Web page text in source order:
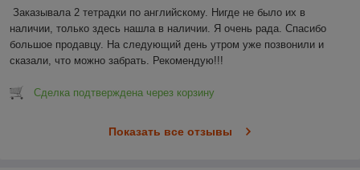
Заказывала 2 тетрадки по английскому. Нигде не было их в
наличии, только здесь нашла в наличии. Я очень рада. Спасибо
большое продавцу. На следующий день утром уже позвонили и
сказали, что можно забрать. Рекомендую!!!
Сделка подтверждена через корзину
Показать все отзывы